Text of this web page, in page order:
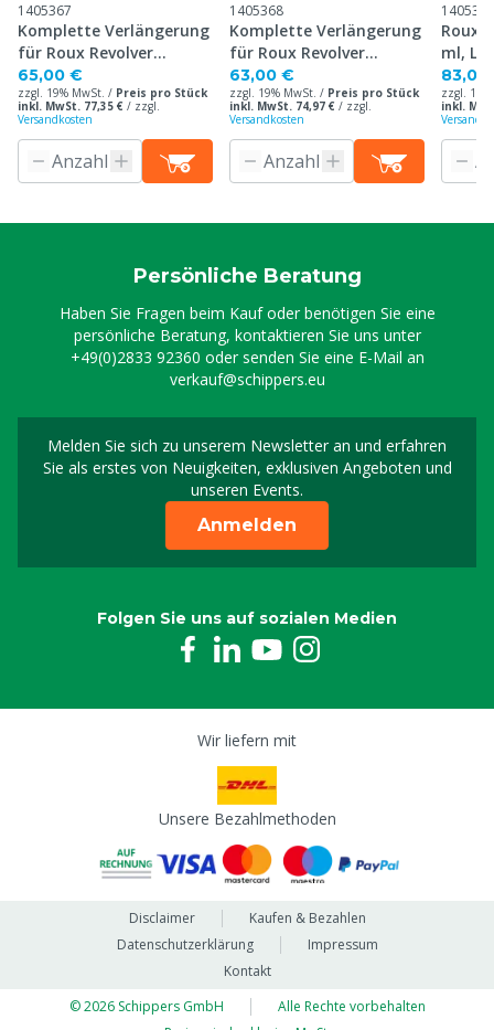
1405367
Komplette Verlängerung
für Roux Revolver
verlängertes Modell, 50
ml
65,00 €
zzgl. 19% MwSt. / Preis pro Stück
inkl. MwSt. 77,35 € / zzgl.
Versandkosten
1405368
Komplette Verlängerung
für Roux Revolver
verlängertes Modell, 30
ml
63,00 €
zzgl. 19% MwSt. / Preis pro Stück
inkl. MwSt. 74,97 € / zzgl.
Versandkosten
Roux
ml, LL
83,00
zzgl.
inkl.
Persönliche Beratung
Haben Sie Fragen beim Kauf oder benötigen Sie eine
persönliche Beratung, kontaktieren Sie uns unter
+49(0)2833 92360 oder senden Sie eine E-Mail an
verkauf@schippers.eu
Melden Sie sich zu unserem Newsletter an und erfahren
Sie als erstes von Neuigkeiten, exklusiven Angeboten und
unseren Events.
Melden Sie sich für
Anmelden
Folgen Sie uns auf sozialen Medien
Wir liefern mit
Unsere Bezahlmethoden
Disclaimer
Kaufen & Bezahlen
Datenschutzerklärung
Impressum
Kontakt
© 2026 Schippers GmbH
Alle Rechte vorbehalten